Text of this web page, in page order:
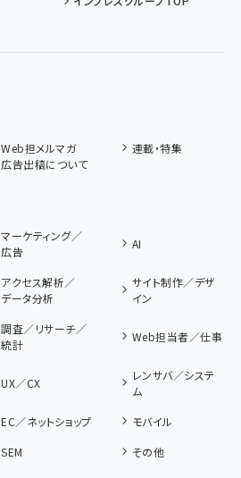
Web担メルマガ
連載・特集
広告出稿について
マーケティング／
広告
AI
アクセス解析／
データ分析
サイト制作／デザ
イン
調査／リサーチ／
統計
Web担当者／仕事
UX／CX
レンサバ／システ
ム
EC／ネットショップ
モバイル
SEM その他